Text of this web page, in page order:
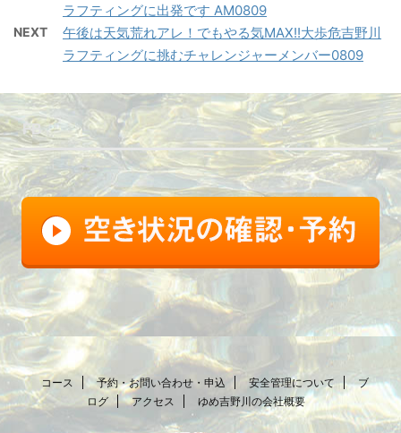
ラフティングに出発です AM0809
NEXT
午後は天気荒れアレ！でもやる気MAX!!大歩危吉野川
ラフティングに挑むチャレンジャーメンバー0809
FB
コース 予約・お問い合わせ・申込 安全管理について
ブ
ログ
アクセス ゆめ吉野川の会社概要